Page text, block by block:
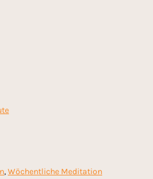
,Wöchentliche Meditation